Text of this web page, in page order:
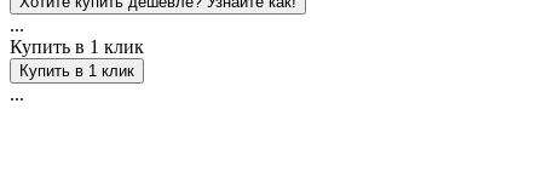
...
Купить в 1 клик
...